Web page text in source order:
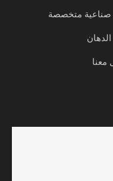
متخصصة
معنا